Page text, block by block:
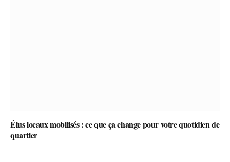
Élus locaux mobilisés : ce que ça change pour votre quotidien de
quartier